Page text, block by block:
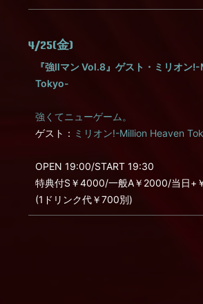
4/25(金)
『強Ⅱマン Vol.8』ゲスト・ミリオン
Tokyo-
強くてニューゲーム。
ゲスト： ミリオン!-Million Heaven
OPEN 19:00/START 19:30
特典付S￥4000/一般A￥2000/当日+
(1ドリンク代￥700別)